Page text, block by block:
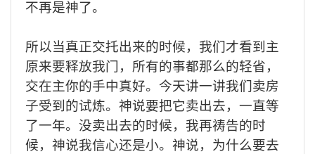
不再是神了。
所以当真正交托出来的时候，我们才看到主
原来要释放我门，所有的事都那么的轻省，
交在主你的手中真好。今天讲一讲我们卖房
子受到的试炼。神说要把它卖出去，一直等
了一年。没卖出去的时候，我再祷告的时
候，神说我信心还是小。神说，为什么要去